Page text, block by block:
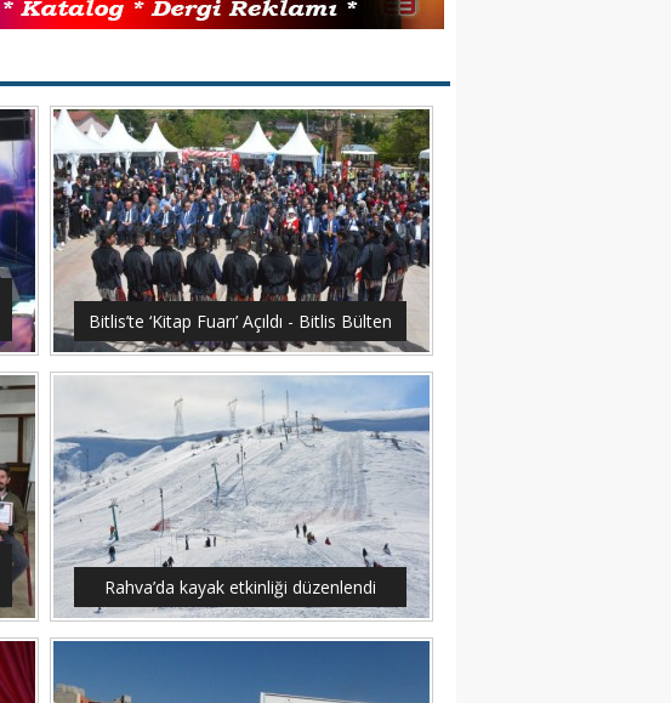
Bitlis’te ‘Kitap Fuarı’ Açıldı - Bitlis Bülten
Rahva’da kayak etkinliği düzenlendi